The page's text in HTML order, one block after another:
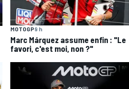
MOTOGP9 h
Marc Márquez assume enfin : "Le
favori, c'est moi, non ?"